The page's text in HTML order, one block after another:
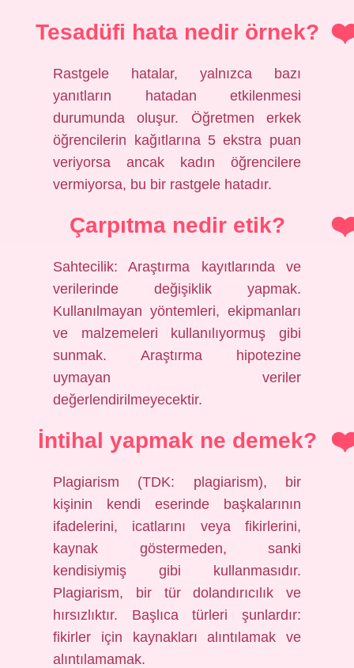
Tesadüfi hata nedir örnek?
Rastgele hatalar, yalnızca bazı
yanıtların hatadan etkilenmesi
durumunda oluşur. Öğretmen erkek
öğrencilerin kağıtlarına 5 ekstra puan
veriyorsa ancak kadın öğrencilere
vermiyorsa, bu bir rastgele hatadır.
Çarpıtma nedir etik?
Sahtecilik: Araştırma kayıtlarında ve
verilerinde değişiklik yapmak.
Kullanılmayan yöntemleri, ekipmanları
ve malzemeleri kullanılıyormuş gibi
sunmak. Araştırma hipotezine
uymayan veriler
değerlendirilmeyecektir.
İntihal yapmak ne demek?
Plagiarism (TDK: plagiarism), bir
kişinin kendi eserinde başkalarının
ifadelerini, icatlarını veya fikirlerini,
kaynak göstermeden, sanki
kendisiymiş gibi kullanmasıdır.
Plagiarism, bir tür dolandırıcılık ve
hırsızlıktır. Başlıca türleri şunlardır:
fikirler için kaynakları alıntılamak ve
alıntılamamak.